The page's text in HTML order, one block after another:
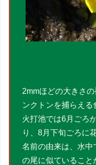
2mmほどの大きさ
ンクトンを捕らえる
火打池では6月ごろ
り、8月下旬ごろに
名前の由来は、水中
の尾に似ていること